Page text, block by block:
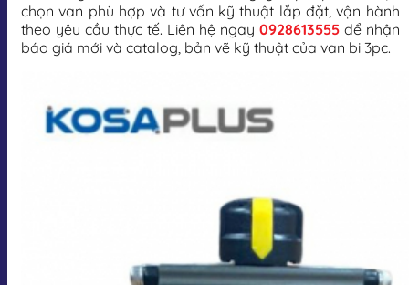
chọn van phù hợp và tư vấn kỹ thuật lắp đặt, vận hành
theo yêu cầu thực tế. Liên hệ ngay 0928613555 để nhận
báo giá mới và catalog, bản vẽ kỹ thuật của van bi 3pc.